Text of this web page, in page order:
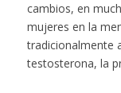
cambios, en
mujeres en la
tradicionalmente
testosterona, la